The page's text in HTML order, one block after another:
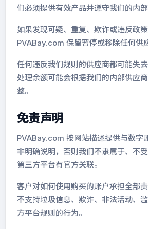
们必须提供有效产品并遵守我们的内部
如果发现可疑、重复、欺诈或违反政策
PVABay.com 保留暂停或移除任何供
任何违反我们规则的供应商都可能失
处理余额可能会根据我们的内部供应
整。
免责声明
PVABay.com 按网站描述提供与数字
非明确说明，否则我们不隶属于、不
第三方平台有官方关联。
客户对如何使用购买的账户承担全部
不支持垃圾信息、欺诈、非法活动、
方平台规则的行为。